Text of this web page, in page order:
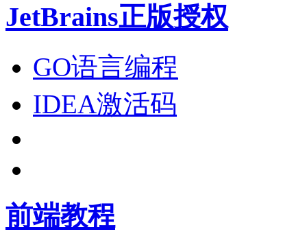
JetBrains正版授权
GO语言编程
IDEA激活码
前端教程